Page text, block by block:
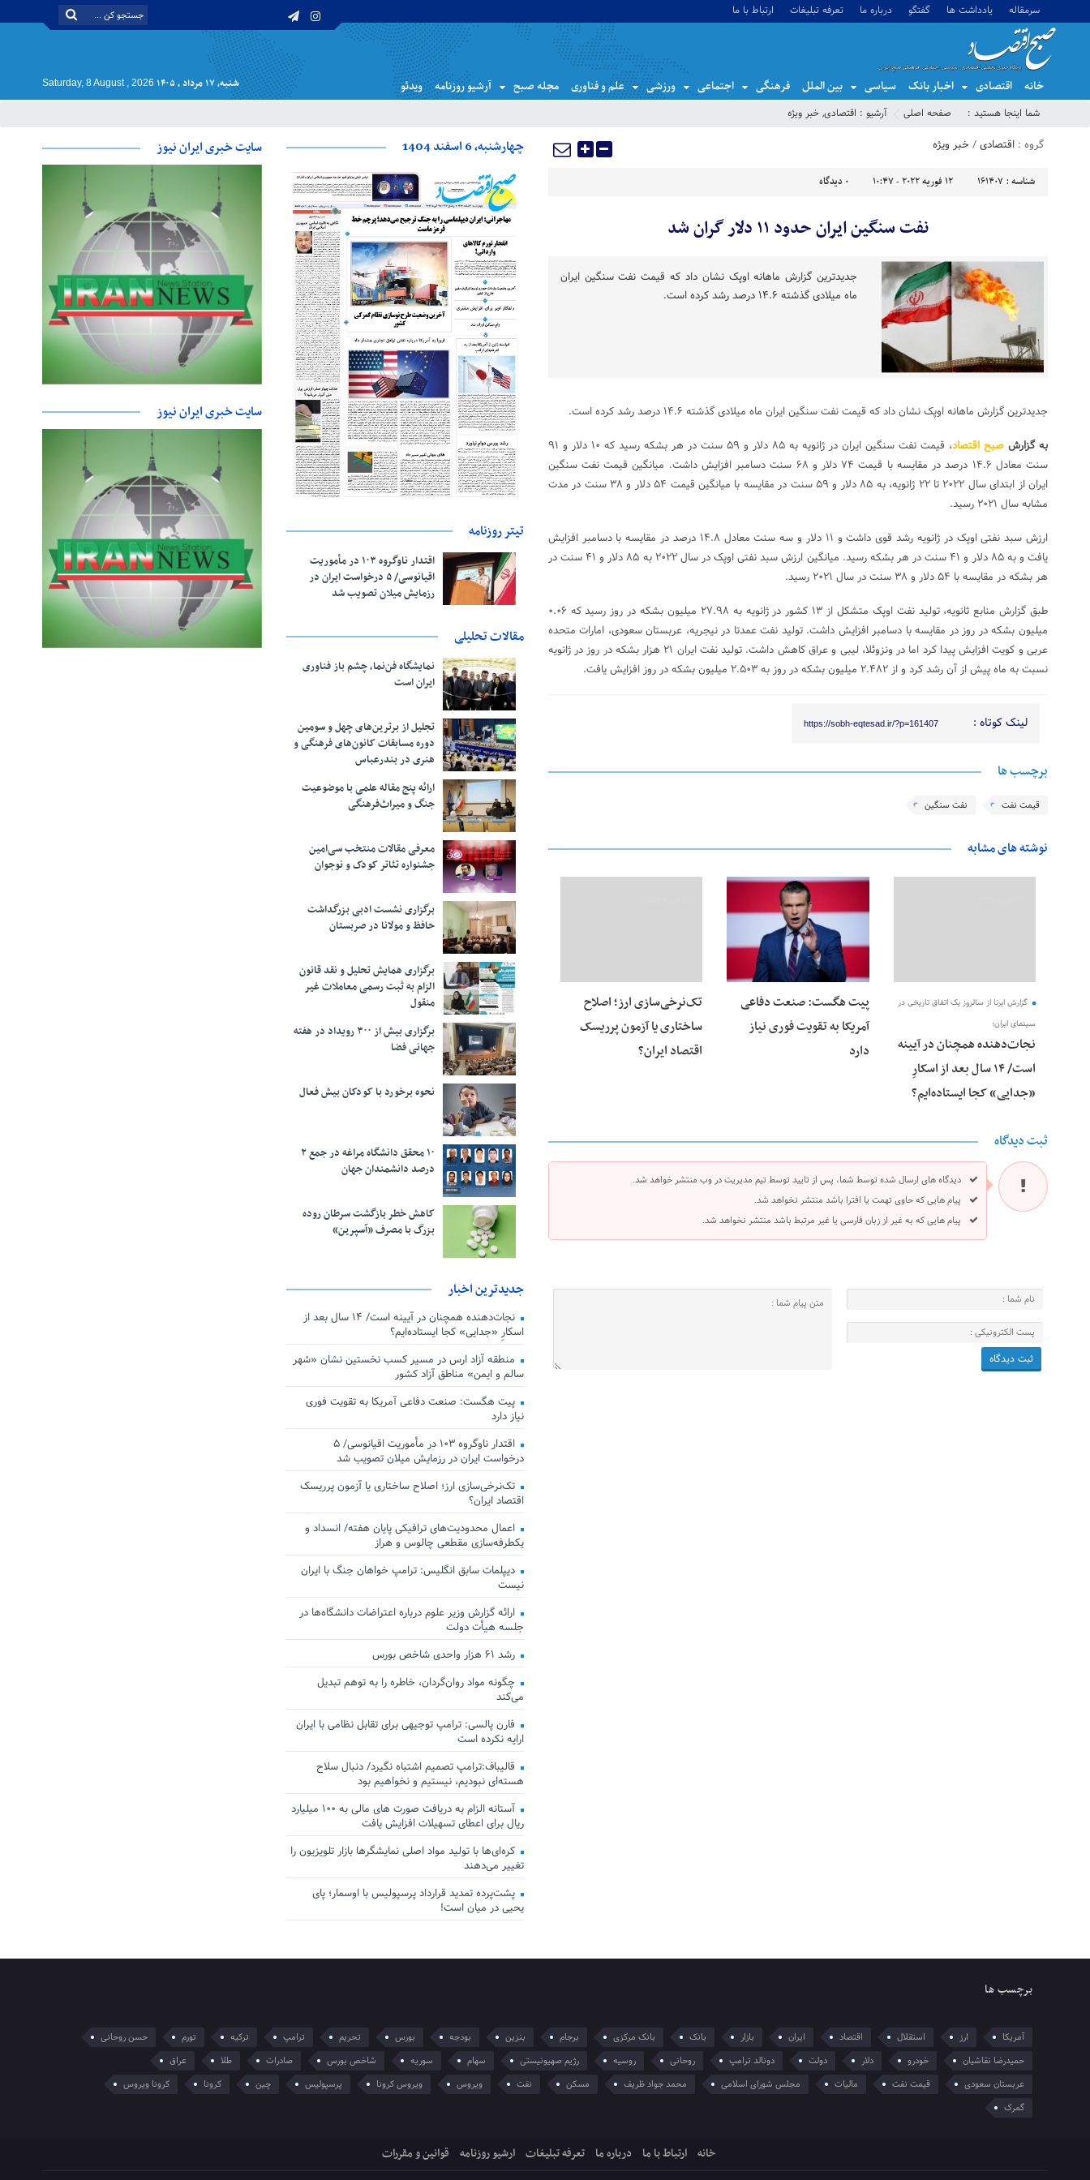
سرمقاله یادداشت ها گفتگو درباره ما تعرفه تبلیغات ارتباط با ما
خانه اقتصادی اخبار بانک سیاسی بین الملل فرهنگی اجتماعی ورزشی علم و فناوری مجله صبح آرشیو روزنامه ویدئو شنبه, ۱۷ مرداد , ۱۴۰۵ Saturday, 8 August , 2026
شما اینجا هستید : صفحه اصلی آرشیو : اقتصادی, خبر ویژه
گروه : اقتصادی/ خبر ویژه
شناسه : 161407 12 فوریه 2022 - 10:47 0 دیدگاه
نفت سنگین ایران حدود ۱۱ دلار گران شد
جدیدترین گزارش ماهانه اوپک نشان داد که قیمت نفت سنگین ایران
ماه میلادی گذشته ۱۴.۶ درصد رشد کرده است.
جدیدترین گزارش ماهانه اوپک نشان داد که قیمت نفت سنگین ایران ماه میلادی گذشته ۱۴.۶ درصد رشد کرده است.
به گزارش صبح اقتصاد
، قیمت نفت سنگین ایران در ژانویه به ۸۵ دلار و ۵۹ سنت در هر بشکه رسید که ۱۰ دلار و ۹۱
سنت معادل ۱۴.۶ درصد در مقایسه با قیمت ۷۴ دلار و ۶۸ سنت دسامبر افزایش داشت. میانگین قیمت نفت سنگین
ایران از ابتدای سال ۲۰۲۲ تا ۲۲ ژانویه، به ۸۵ دلار و ۵۹ سنت در مقایسه با میانگین قیمت ۵۴ دلار و ۳۸ سنت در مدت
مشابه سال ۲۰۲۱ رسید.
ارزش سبد نفتی اوپک در ژانویه رشد قوی داشت و ۱۱ دلار و سه سنت معادل ۱۴.۸ درصد در مقایسه با دسامبر افزایش
یافت و به ۸۵ دلار و ۴۱ سنت در هر بشکه رسید. میانگین ارزش سبد نفتی اوپک در سال ۲۰۲۲ به ۸۵ دلار و ۴۱ سنت در
هر بشکه در مقایسه با ۵۴ دلار و ۳۸ سنت در سال ۲۰۲۱ رسید.
طبق گزارش منابع ثانویه، تولید نفت اوپک متشکل از ۱۳ کشور در ژانویه به ۲۷.۹۸ میلیون بشکه در روز رسید که ۰.۰۶
میلیون بشکه در روز در مقایسه با دسامبر افزایش داشت. تولید نفت عمدتا در نیجریه، عربستان سعودی، امارات متحده
عربی و کویت افزایش پیدا کرد اما در ونزوئلا، لیبی و عراق کاهش داشت. تولید نفت ایران ۲۱ هزار بشکه در روز در ژانویه
نسبت به ماه پیش از آن رشد کرد و از ۲.۴۸۲ میلیون بشکه در روز به ۲.۵۰۳ میلیون بشکه در روز افزایش یافت.
لینک کوتاه : https://sobh-eqtesad.ir/?p=161407
برچسب ها
قیمت نفت نفت سنگین
نوشته های مشابه
گزارش ایرنا از سالروز یک اتفاق تاریخی در
سینمای ایران؛
نجات‌دهنده‌ همچنان در آیینه
است/ ۱۴ سال بعد از اسکارِ
«جدایی» کجا ایستاده‌ایم؟
پیت هگست: صنعت دفاعی
آمریکا به تقویت فوری نیاز
دارد
تک‌نرخی‌سازی ارز؛ اصلاح
ساختاری یا آزمون پرریسک
اقتصاد ایران؟
ثبت دیدگاه
دیدگاه های ارسال شده توسط شما، پس از تایید توسط تیم مدیریت در وب منتشر خواهد شد.
پیام هایی که حاوی تهمت یا افترا باشد منتشر نخواهد شد.
پیام هایی که به غیر از زبان فارسی یا غیر مرتبط باشد منتشر نخواهد شد.
چهارشنبه، 6 اسفند 1404
تیتر روزنامه
اقتدار ناوگروه ۱۰۳ در مأموریت‌
اقیانوسی/ ۵ درخواست ایران در
رزمایش میلان تصویب شد
مقالات تحلیلی
نمایشگاه فن‌نما، چشم باز فناوری
ایران است
تجلیل از بر‌ترین‌های چهل و سومین
دوره مسابقات کانون‌های فرهنگی و
هنری در بندرعباس
ارائه پنج مقاله علمی با موضوعیت
جنگ و میراث‌فرهنگی
معرفی مقالات منتخب سی‌امین
جشنواره تئاتر کودک و نوجوان
برگزاری نشست ادبی بزرگداشت
حافظ و مولانا در صربستان
برگزاری همایش تحلیل و نقد قانون
الزام به ثبت رسمی معاملات غیر
منقول
برگزاری بیش از ۳۰۰ رویداد در هفته
جهانی فضا
نحوه برخورد با کودکان بیش فعال
۱۰ محقق دانشگاه مراغه در جمع ۲
درصد دانشمندان جهان
کاهش خطر بازگشت سرطان روده
بزرگ با مصرف «آسپرین»
جدیدترین اخبار
نجات‌دهنده‌ همچنان در آیینه است/ ۱۴ سال بعد از
اسکارِ «جدایی» کجا ایستاده‌ایم؟
منطقه آزاد ارس در مسیر کسب نخستین نشان «شهر
سالم و ایمن» مناطق آزاد کشور
پیت هگست: صنعت دفاعی آمریکا به تقویت فوری
نیاز دارد
اقتدار ناوگروه ۱۰۳ در مأموریت‌ اقیانوسی/ ۵
درخواست ایران در رزمایش میلان تصویب شد
تک‌نرخی‌سازی ارز؛ اصلاح ساختاری یا آزمون پرریسک
اقتصاد ایران؟
اعمال محدودیت‌های ترافیکی پایان هفته/ انسداد و
یکطرفه‌سازی مقطعی چالوس و هراز
دیپلمات سابق انگلیس:‌ ترامپ خواهان جنگ با ایران
نیست
ارائه گزارش وزیر علوم درباره اعتراضات دانشگاه‌ها در
جلسه هیأت دولت
رشد ۶۱ هزار واحدی شاخص بورس
چگونه مواد روان‌گردان، خاطره را به توهم تبدیل
می‌کند
فارن پالسی: ترامپ توجیهی برای تقابل نظامی با ایران
ارایه نکرده است
قالیباف:ترامپ تصمیم اشتباه نگیرد/ دنبال سلاح
هسته‌ای نبودیم، نیستیم و نخواهیم بود
آستانه الزام به دریافت صورت های مالی به ۱۰۰ میلیارد
ریال برای اعطای تسهیلات افزایش یافت
کره‌ای‌ها با تولید مواد اصلی نمایشگرها بازار تلویزیون را
تغییر می‌دهند
پشت‌پرده تمدید قرارداد پرسپولیس با اوسمار؛ پای
یحیی در میان است!
سایت خبری ایران نیوز
سایت خبری ایران نیوز
برچسب ها
آمریکا ارز استقلال اقتصاد ایران بازار بانک بانک مرکزی برجام بنزین بودجه بورس تحریم ترامپ ترکیه تورم
حسن روحانی
حمیدرضا نقاشیان
خودرو دلار دولت دونالد ترامپ روحانی روسیه رژیم صهیونیستی سهام سوریه شاخص بورس صادرات طلا
عراق
عربستان سعودی
قیمت نفت مالیات مجلس شورای اسلامی محمد جواد ظریف مسکن نفت ویروس ویروس کرونا پرسپولیس چین کرونا
کرونا ویروس
گمرک
خانه ارتباط با ما درباره ما تعرفه تبلیغات ارشیو روزنامه قوانین و مقررات